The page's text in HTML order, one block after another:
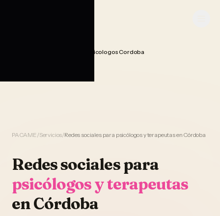
Gestion Redes Sociales Psicologos Cordoba
PACAME/Servicios/Redes sociales para psicólogos y terapeutas en Córdoba
Redes socialespara
psicólogos y terapeutas
enCórdoba